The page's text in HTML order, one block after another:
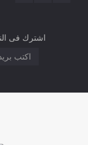
اشترك فى